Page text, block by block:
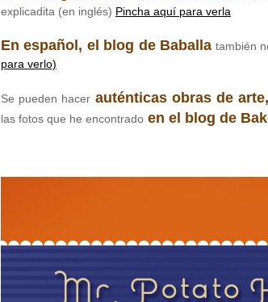
explicadita (en inglés) Pincha aquí para verla
En español, el blog de Baballa también
para verlo)
Se pueden hacer auténticas obras de
las fotos que he encontrado en el blog de